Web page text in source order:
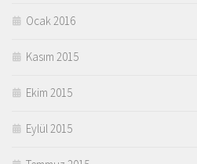
Ocak 2016
Kasım 2015
Ekim 2015
Eylül 2015